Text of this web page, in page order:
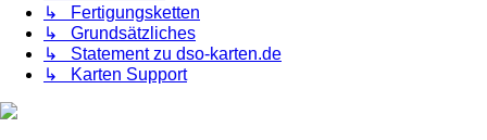
↳ Fertigungsketten
↳ Grundsätzliches
↳ Statement zu dso-karten.de
↳ Karten Support